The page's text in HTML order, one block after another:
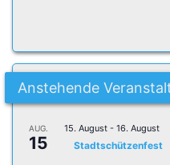
Anstehende
AUG.
15
15. August - 16. August
Stadtschützenfest